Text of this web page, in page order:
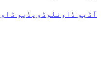
آڈیو ڈاونلوڈ ویڈیو